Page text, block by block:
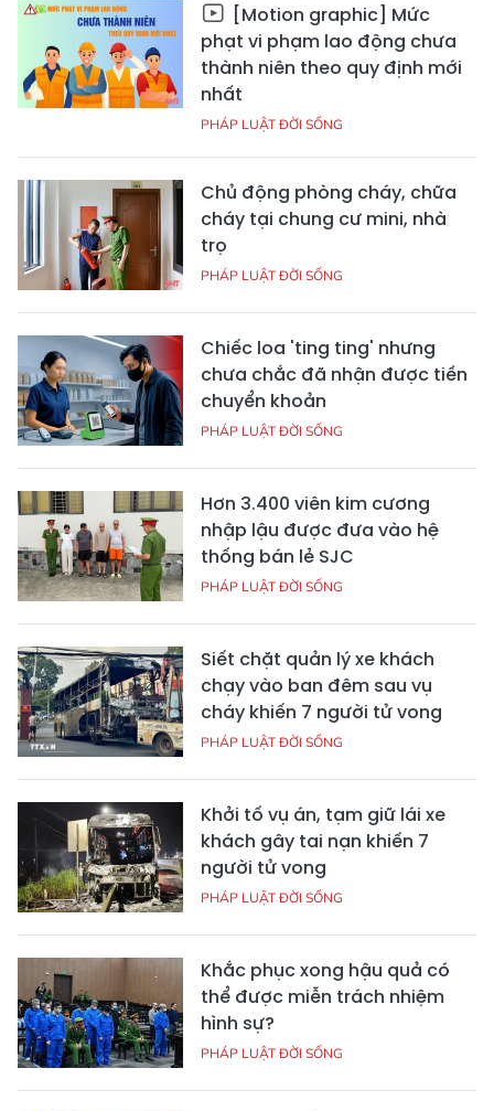
[Motion graphic] Mức
phạt vi phạm lao động chưa
thành niên theo quy định mới
nhất
PHÁP LUẬT ĐỜI SỐNG
Chủ động phòng cháy, chữa
cháy tại chung cư mini, nhà
trọ
PHÁP LUẬT ĐỜI SỐNG
Chiếc loa 'ting ting' nhưng
chưa chắc đã nhận được tiền
chuyển khoản
PHÁP LUẬT ĐỜI SỐNG
Hơn 3.400 viên kim cương
nhập lậu được đưa vào hệ
thống bán lẻ SJC
PHÁP LUẬT ĐỜI SỐNG
Siết chặt quản lý xe khách
chạy vào ban đêm sau vụ
cháy khiến 7 người tử vong
PHÁP LUẬT ĐỜI SỐNG
Khởi tố vụ án, tạm giữ lái xe
khách gây tai nạn khiến 7
người tử vong
PHÁP LUẬT ĐỜI SỐNG
Khắc phục xong hậu quả có
thể được miễn trách nhiệm
hình sự?
PHÁP LUẬT ĐỜI SỐNG